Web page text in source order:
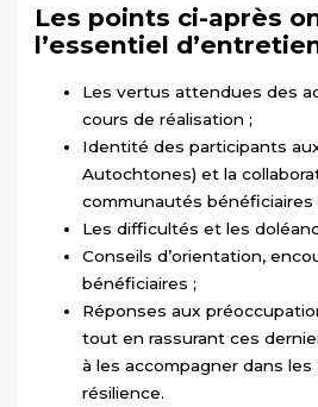
Les points ci-après
l’essentiel
Les vertus attendues des
cours de réalisation ;
Identité des participants
Autochtones) et la
communautés bénéficiaires
Les difficultés et les
Conseils d’orientation,
bénéficiaires ;
Réponses aux
tout en rassurant ces
à les accompagner dans
résilience.